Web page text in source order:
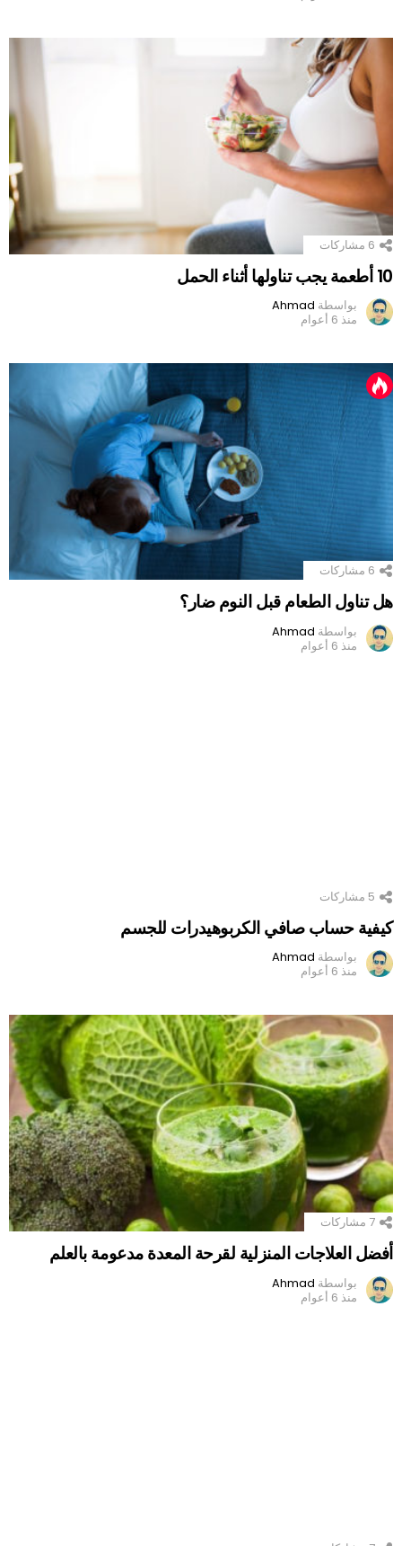
6 مشاركات
10 أطعمة يجب تناولها أثناء الحمل
بواسطة Ahmad
منذ 6 أعوام
6 مشاركات
هل تناول الطعام قبل النوم ضار؟
بواسطة Ahmad
منذ 6 أعوام
5 مشاركات
كيفية حساب صافي الكربوهيدرات للجسم
بواسطة Ahmad
منذ 6 أعوام
7 مشاركات
أفضل العلاجات المنزلية لقرحة المعدة مدعومة بالعلم
بواسطة Ahmad
منذ 6 أعوام